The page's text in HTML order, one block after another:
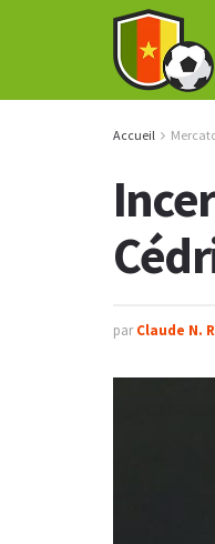
Accueil
par Claude N.